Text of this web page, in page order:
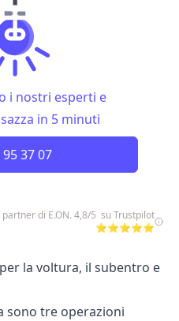
i nostri esperti e
in 5 minuti
37 07
di E.ON. 4,8/5 su Trustpilot
⭐⭐⭐⭐⭐
la voltura, il subentro e
sono tre operazioni